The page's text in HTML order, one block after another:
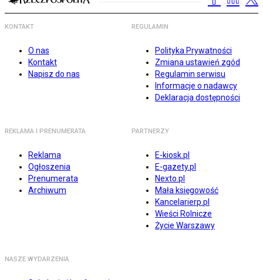
KONTAKT
O nas
Kontakt
Napisz do nas
REGULAMIN
Polityka Prywatności
Zmiana ustawień zgód
Regulamin serwisu
Informacje o nadawcy
Deklaracja dostępności
REKLAMA I PRENUMERATA
Reklama
Ogłoszenia
Prenumerata
Archiwum
PARTNERZY
E-kiosk.pl
E-gazety.pl
Nexto.pl
Mała księgowość
Kancelarierp.pl
Wieści Rolnicze
Życie Warszawy
NASZE WYDARZENIA